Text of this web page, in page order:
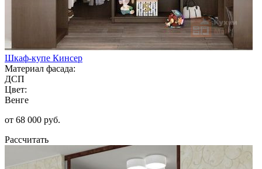
Шкаф-купе Кинсер
Материал фасада:
ДСП
Цвет:
Венге
от 68 000 руб.
Рассчитать